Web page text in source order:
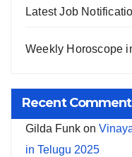
Latest Job
Weekly Horoscope
Recent
Gilda Funk on
in Telugu 2025